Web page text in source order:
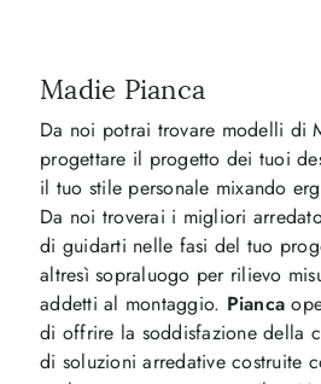
Madie Pianca
Da noi potrai trovare modelli di
progettare il progetto dei tuoi
il tuo stile personale mixando
Da noi troverai i migliori
di guidarti nelle fasi del tuo
altresì sopraluogo per rilievo
addetti al montaggio. Pianca
di offrire la soddisfazione della
di soluzioni arredative costruite